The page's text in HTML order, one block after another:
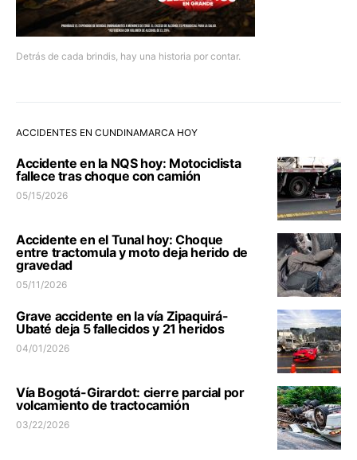
Detrás de cada brindis, hay una historia por contar.
ACCIDENTES EN CUNDINAMARCA HOY
Accidente en la NQS hoy: Motociclista
fallece tras choque con camión
05/15/2026
Accidente en el Tunal hoy: Choque
entre tractomula y moto deja herido de
gravedad
05/11/2026
Grave accidente en la vía Zipaquirá-
Ubaté deja 5 fallecidos y 21 heridos
04/01/2026
Vía Bogotá-Girardot: cierre parcial por
volcamiento de tractocamión
03/22/2026